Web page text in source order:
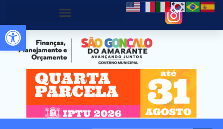
Abrir a barra de ferramentas